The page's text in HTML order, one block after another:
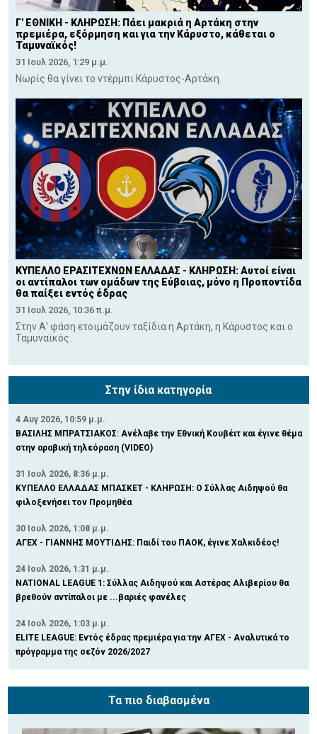
Γ' ΕΘΝΙΚΗ - ΚΛΗΡΩΣΗ: Πάει μακριά η Αρτάκη στην
πρεμιέρα, εξόρμηση και για την Κάρυστο, κάθεται ο
Ταμυναϊκός!
31 Ιουλ 2026, 1:29 μ.μ.
Νωρίς θα γίνει το ντέρμπι Κάρυστος-Αρτάκη.
ΚΥΠΕΛΛΟ ΕΡΑΣΙΤΕΧΝΩΝ ΕΛΛΑΔΑΣ - ΚΛΗΡΩΣΗ: Αυτοί είναι
οι αντίπαλοι των ομάδων της Εύβοιας, μόνο η Προποντίδα
θα παίξει εντός έδρας
31 Ιουλ 2026, 10:36 π.μ.
Στην Α' φάση ετοιμάζουν ταξίδια η Αρτάκη, η Κάρυστος και ο
Ταμυναϊκός.
Στην ίδια κατηγορία
4 Αυγ 2026, 10:59 μ.μ.
ΒΑΣΙΛΗΣ ΜΠΡΑΤΣΙΑΚΟΣ: Ανέλαβε την Εθνική Κουβέιτ και έγινε θέμα
στην αραβική τηλεόραση (VIDEO)
31 Ιουλ 2026, 8:36 μ.μ.
ΚΥΠΕΛΛΟ ΕΛΛΑΔΑΣ ΜΠΑΣΚΕΤ - ΚΛΗΡΩΣΗ: Ο Σύλλας Αιδηψού θα
φιλοξενήσει τον Προμηθέα
30 Ιουλ 2026, 1:08 μ.μ.
ΑΓΕΧ - ΓΙΑΝΝΗΣ ΜΟΥΤΙΔΗΣ: Παιδί του ΠΑΟΚ, έγινε Χαλκιδέος!
24 Ιουλ 2026, 1:31 μ.μ.
NATIONAL LEAGUE 1: Σύλλας Αιδηψού και Αστέρας Αλιβερίου θα
βρεθούν αντίπαλοι με ...βαριές φανέλες
24 Ιουλ 2026, 1:03 μ.μ.
ELITE LEAGUE: Εντός έδρας πρεμιέρα για την ΑΓΕΧ - Αναλυτικά το
πρόγραμμα της σεζόν 2026/2027
Τα πιο διαβασμένα